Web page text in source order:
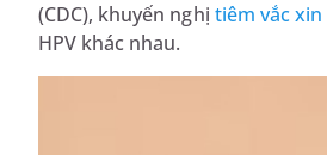
(CDC), khuyến nghị tiêm vắc xin
HPV khác nhau.